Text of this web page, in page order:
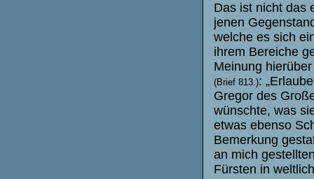
Das ist nicht das
jenen
welche es sich
ihrem Bereiche
Meinung
(Brief 813.):
Gregor des
wünschte, was
etwas ebenso
Bemerkung
an mich
Fürsten in